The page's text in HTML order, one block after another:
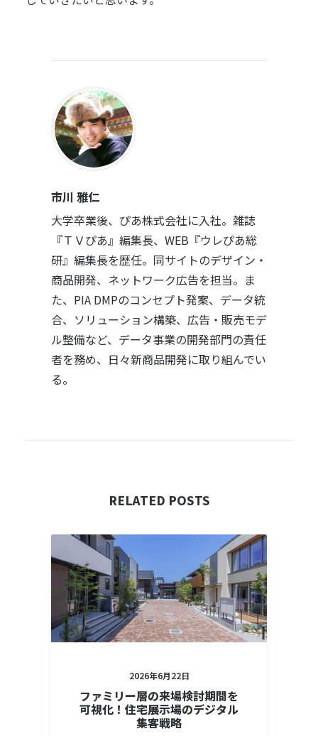
市川 雅仁
大学卒業後、ぴあ株式会社に入社。雑誌
『ＴＶぴあ』編集長、WEB『ウレぴあ総
研』編集長を歴任。同サイトのデザイン・
商品開発、ネットワーク広告を担当。ま
た、PIA DMPのコンセプト発案、データ統
合、ソリューション構築、広告・販売モデ
ル整備など、データ事業の開発部門の責任
者を務め、日々新商品開発に取り組んでい
る。
RELATED POSTS
2026年6月22日
ファミリー層の来場検討期間を
可視化！住宅展示場のデジタル
集客戦略